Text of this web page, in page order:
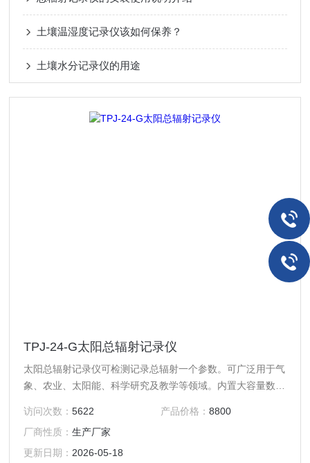
土壤温湿度记录仪该如何保养？
土壤水分记录仪的用途
TPJ-24-G太阳总辐射记录仪
太阳总辐射记录仪可检测记录总辐射一个参数。可广泛用于气
象、农业、太阳能、科学研究及教学等领域。内置大容量数据
用配套的数据处理软件可以在电脑客户端远程监测及对数据做
进一步的处理分析。
访问次数：5622 产品价格： 8800
厂商性质：生产厂家
更新日期： 2026-05-18